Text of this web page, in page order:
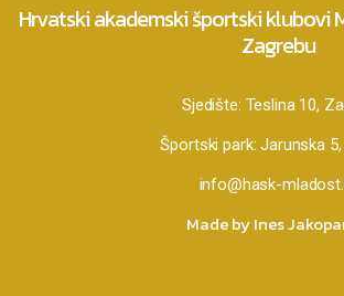
Hrvatski akademski športski klubovi
Zagrebu
Sjedište: Teslina 10,
Športski park:Jarunska
info@hask-
Made by Ines